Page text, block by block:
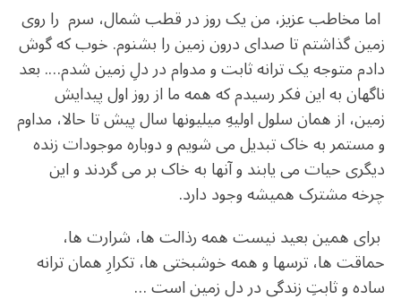
اما مخاطب عزیز، من یک روز در قطب شمال، سرم را روی
زمین گذاشتم تا صدای درون زمین را بشنوم. خوب که گوش
دادم متوجه یک ترانه ثابت و مدوام در دلِ زمین شدم…. بعد
ناگهان به این فکر رسیدم که همه ما از روز اول پیدایش
زمین، از همان سلول اولیهِ میلیونها سال پیش تا حالا، مداوم
و مستمر به خاک تبدیل می شویم و دوباره موجودات زنده
دیگری حیات می یابند و آنها به خاک بر می گردند و این
چرخه مشترک همیشه وجود دارد.
برای همین بعید نیست همه رذالت ها، شرارت ها،
حماقت ها، ترسها و همه خوشبختی ها، تکرارِ همان ترانه
ساده و ثابتِ زندگی در دل زمین است …